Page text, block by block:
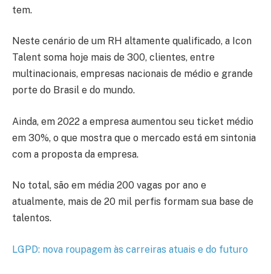
tem.
Neste cenário de um RH altamente qualificado, a Icon
Talent soma hoje mais de 300, clientes, entre
multinacionais, empresas nacionais de médio e grande
porte do Brasil e do mundo.
Ainda, em 2022 a empresa aumentou seu ticket médio
em 30%, o que mostra que o mercado está em sintonia
com a proposta da empresa.
No total, são em média 200 vagas por ano e
atualmente, mais de 20 mil perfis formam sua base de
talentos.
LGPD: nova roupagem às carreiras atuais e do futuro